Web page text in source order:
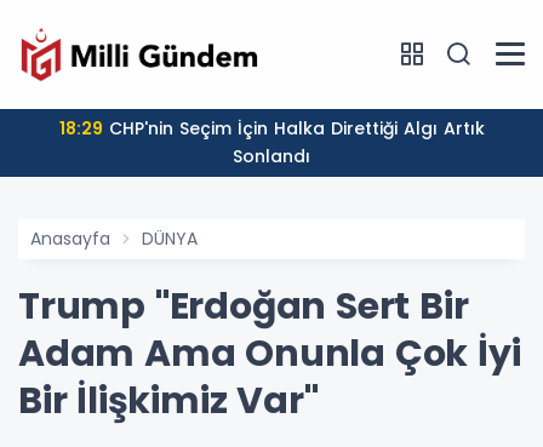
18:29
Sonlandı
Anasayfa DÜNYA
Trump "Erdoğan Sert Bir
Adam Ama Onunla Çok İyi
Bir İlişkimiz Var"